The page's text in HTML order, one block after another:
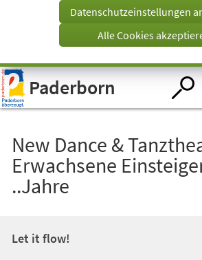
Visuelle
Assistenzsoftware
öffnen.
Tab)
Datenschutzeinstellungen
Alle Cookies
Paderborn
New Dance &
Erwachsene
..Jahre
Let it flow!